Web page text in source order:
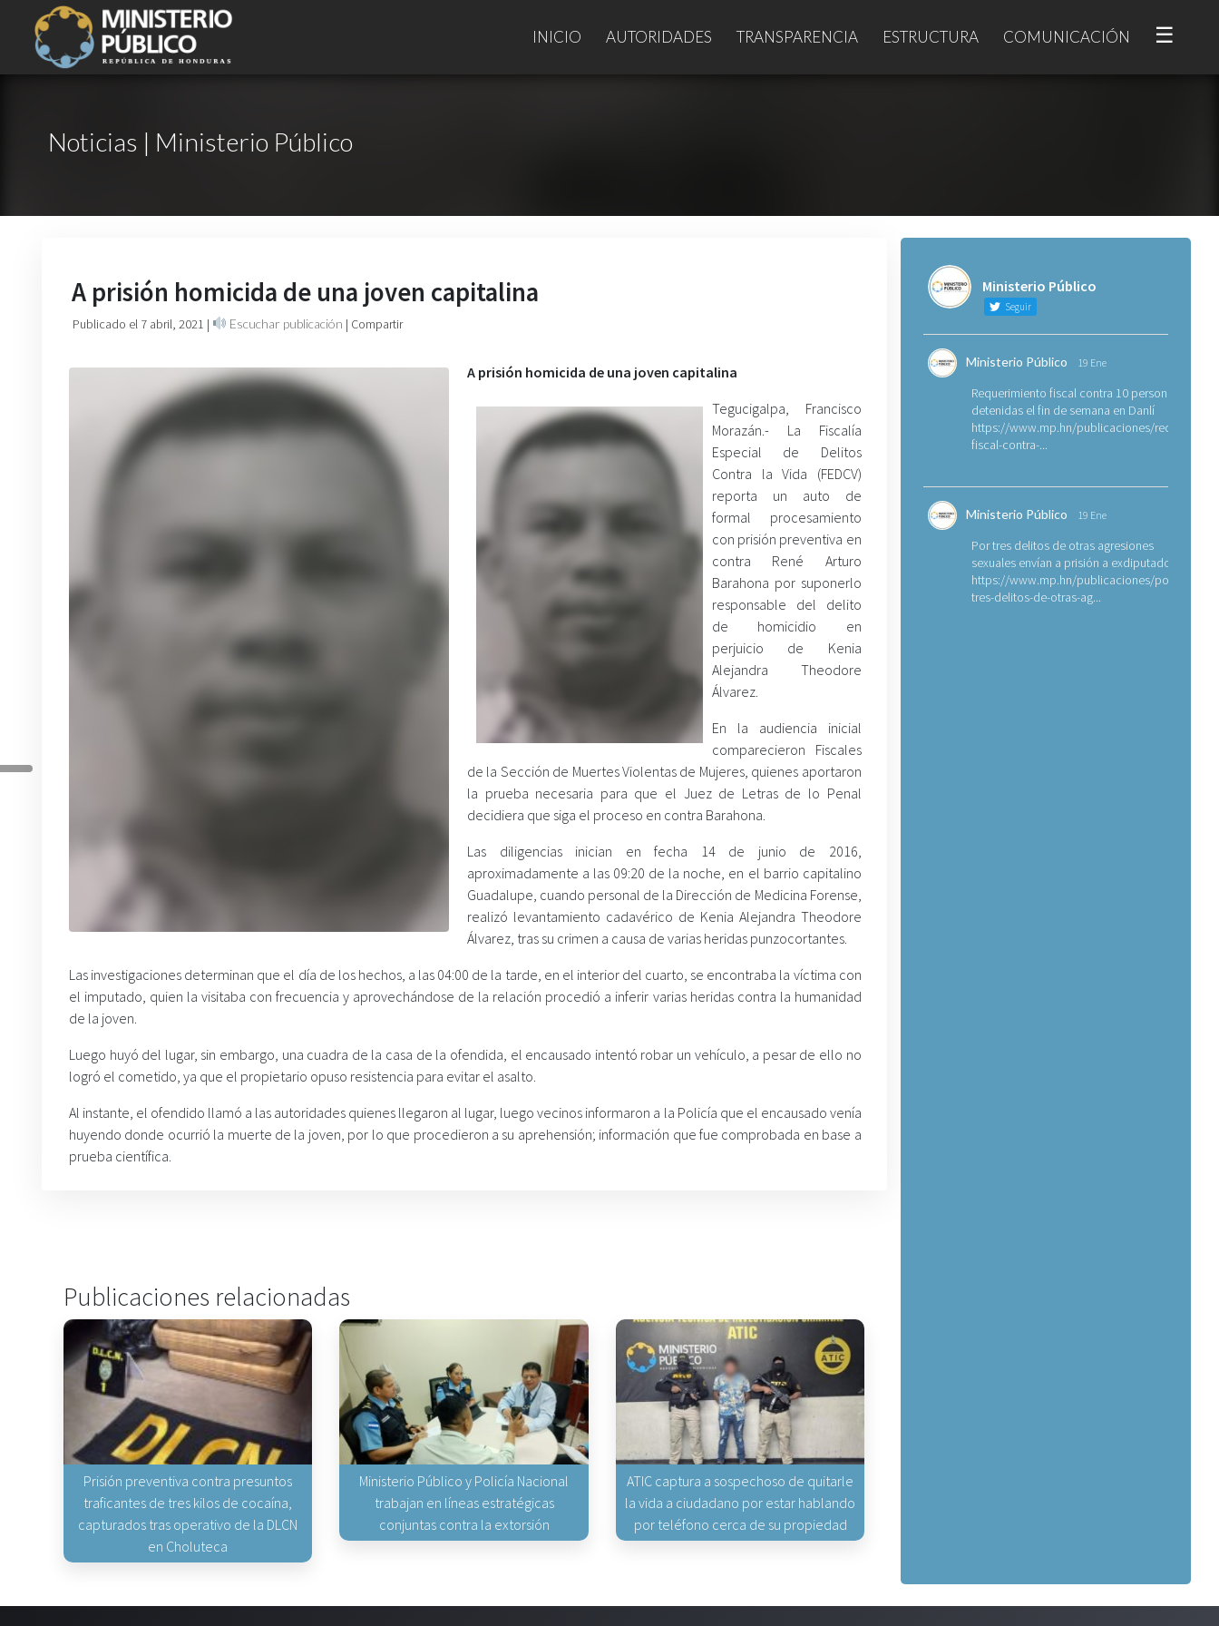
INICIO AUTORIDADES TRANSPARENCIA ESTRUCTURA COMUNICACIÓN ☰
Noticias | Ministerio Público
A prisión homicida de una joven capitalina
Publicado el 7 abril, 2021 | Escuchar publicación | Compartir
A prisión homicida de una joven capitalina
Tegucigalpa, Francisco
Morazán.- La Fiscalía
Especial de Delitos
Contra la Vida (FEDCV)
reporta un auto de
formal procesamiento
con prisión preventiva en
contra René Arturo
Barahona por suponerlo
responsable del delito
de homicidio en
perjuicio de Kenia
Alejandra Theodore
Álvarez.
En la audiencia inicial
comparecieron Fiscales
de la Sección de Muertes Violentas de Mujeres, quienes aportaron
la prueba necesaria para que el Juez de Letras de lo Penal
decidiera que siga el proceso en contra Barahona.
Las diligencias inician en fecha 14 de junio de 2016,
aproximadamente a las 09:20 de la noche, en el barrio capitalino
Guadalupe, cuando personal de la Dirección de Medicina Forense,
realizó levantamiento cadavérico de Kenia Alejandra Theodore
Álvarez, tras su crimen a causa de varias heridas punzocortantes.
Las investigaciones determinan que el día de los hechos, a las 04:00 de la tarde, en el interior del cuarto, se encontraba la víctima con
el imputado, quien la visitaba con frecuencia y aprovechándose de la relación procedió a inferir varias heridas contra la humanidad
de la joven.
Luego huyó del lugar, sin embargo, una cuadra de la casa de la ofendida, el encausado intentó robar un vehículo, a pesar de ello no
logró el cometido, ya que el propietario opuso resistencia para evitar el asalto.
Al instante, el ofendido llamó a las autoridades quienes llegaron al lugar, luego vecinos informaron a la Policía que el encausado venía
huyendo donde ocurrió la muerte de la joven, por lo que procedieron a su aprehensión; información que fue comprobada en base a
prueba científica.
Publicaciones relacionadas
Prisión preventiva contra presuntos
traficantes de tres kilos de cocaína,
capturados tras operativo de la DLCN
en Choluteca
Ministerio Público y Policía Nacional
trabajan en líneas estratégicas
conjuntas contra la extorsión
ATIC captura a sospechoso de quitarle
la vida a ciudadano por estar hablando
por teléfono cerca de su propiedad
Ministerio Público
Seguir
Ministerio Público 19 Ene
Requerimiento fiscal contra 10 personas
detenidas el fin de semana en Danlí
https://www.mp.hn/publicaciones/
fiscal-contra-...
Ministerio Público 19 Ene
Por tres delitos de otras agresiones
sexuales envían a prisión a exdiputado
https://www.mp.hn/publicaciones/por-
tres-delitos-de-otras-ag...